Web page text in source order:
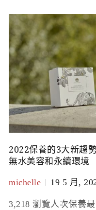
2022保養的3大新趨
無水美容和永續環境
michelle 19 5 月,
3,218 瀏覽人次保養